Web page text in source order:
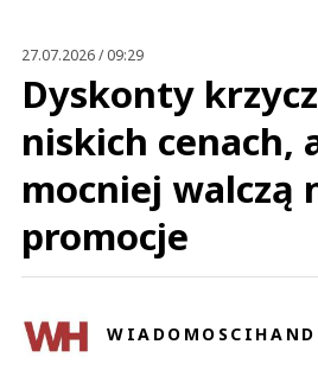
27.07.2026 / 09:29
Dyskonty
niskich cenach,
mocniej walczą
promocje